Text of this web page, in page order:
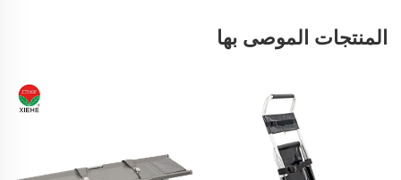
المنتجات الموصى بها